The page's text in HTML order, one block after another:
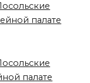
палате
палате